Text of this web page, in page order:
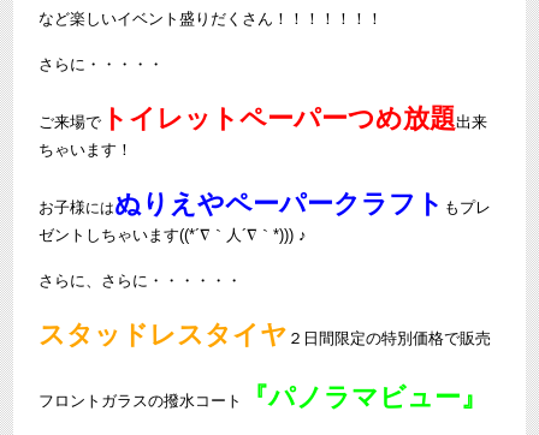
など楽しいイベント盛りだくさん！！！！！！！
さらに・・・・・
ご来場で トイレットペーパーつめ放題出来
ちゃいます！
お子様にはぬりえやペーパークラフト もプレ
ゼントしちゃいます((*´∇｀人´∇｀*))) ♪
さらに、さらに・・・・・・
スタッドレスタイヤ ２日間限定の特別価格で販売
フロントガラスの撥水コート 『パノラマビュー』